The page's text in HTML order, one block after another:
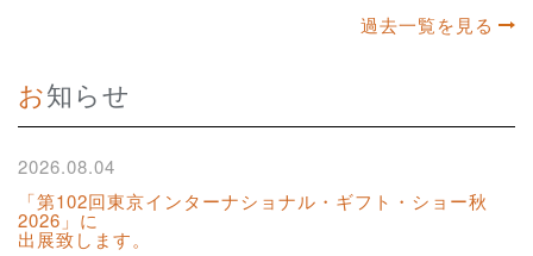
過去一覧を見る
お知らせ
2026.08.04
「第102回東京インターナショナル・ギフト・ショー秋
2026」に
出展致します。